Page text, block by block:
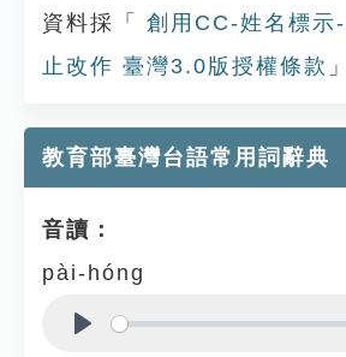
資料採「
創用CC-姓名標示
止改作 臺灣3.0版授權條款
教育部臺灣台語常用詞辭典
音讀：
pài-hóng